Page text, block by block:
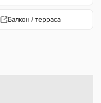
Балкон / терраса